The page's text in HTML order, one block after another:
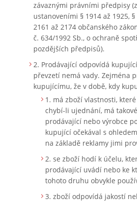
závaznými právními předpisy
ustanoveními § 1914 až 1925,
2161 až 2174 občanského
č. 634/1992 Sb., o ochraně
pozdějších předpisů).
Prodávající odpovídá
převzetí nemá vady. Zejména
kupujícímu, že v době, kdy
má zboží vlastnosti,
chybí-li ujednání, má
prodávající nebo výrobce
kupující očekával s
na základě reklamy jimi
se zboží hodí k účelu,
prodávající uvádí nebo ke
tohoto druhu obvykle
zboží odpovídá jakostí